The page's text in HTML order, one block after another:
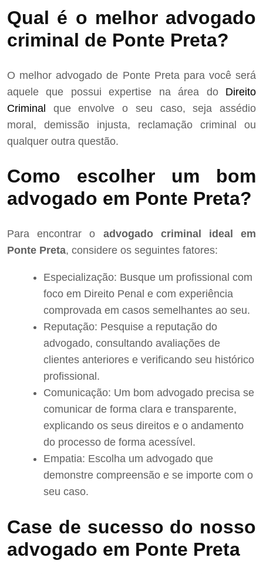
Qual é o melhor advogado
criminal de Ponte Preta?
O melhor advogado de Ponte Preta para você será
aquele que possui expertise na área do Direito
Criminal que envolve o seu caso, seja assédio
moral, demissão injusta, reclamação criminal ou
qualquer outra questão.
Como escolher um bom
advogado em Ponte Preta?
Para encontrar o advogado criminal ideal em
Ponte Preta, considere os seguintes fatores:
Especialização: Busque um profissional com
foco em Direito Penal e com experiência
comprovada em casos semelhantes ao seu.
Reputação: Pesquise a reputação do
advogado, consultando avaliações de
clientes anteriores e verificando seu histórico
profissional.
Comunicação: Um bom advogado precisa se
comunicar de forma clara e transparente,
explicando os seus direitos e o andamento
do processo de forma acessível.
Empatia: Escolha um advogado que
demonstre compreensão e se importe com o
seu caso.
Case de sucesso do nosso
advogado em Ponte Preta